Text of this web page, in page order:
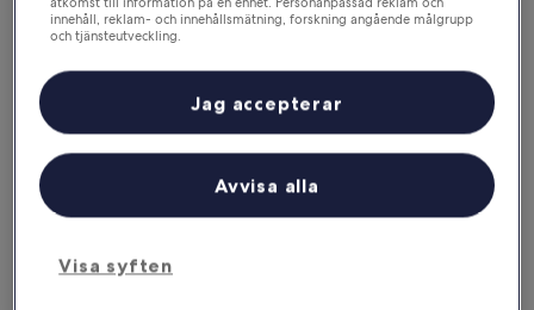
Spara ännu mer
Få rabatt på utvalda hotell
Håll dig informerad
Få enkel tillgång till din resplan utan wi-fi
innehåll, reklam- och innehållsmätning, forskning angående målgrupp
och tjänsteutveckling.
Visa syften
Avvisa alla
Jag accepterar